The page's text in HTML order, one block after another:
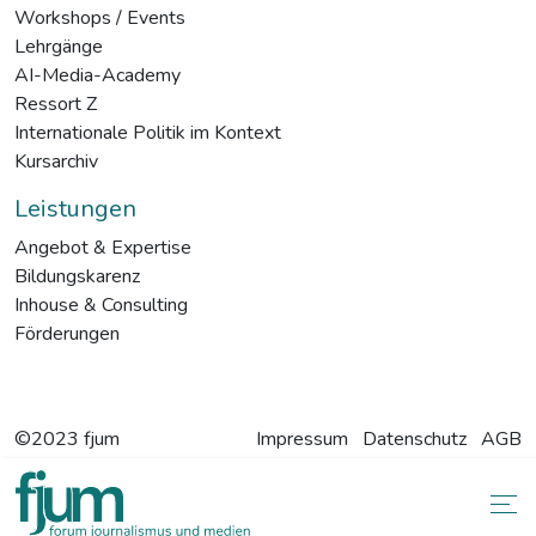
Workshops / Events
Lehrgänge
AI-Media-Academy
Ressort Z
Internationale Politik im Kontext
Kursarchiv
Leistungen
Angebot & Expertise
Bildungskarenz
Inhouse & Consulting
Förderungen
Impressum Datenschutz AGB
©2023 fjum